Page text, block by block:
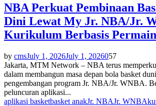
NBA Perkuat Pembinaan
Dini Lewat My Jr. NBA/Jr.
Kurikulum Berbasis
by cmsJuly 1, 2026July 1, 2026057
Jakarta, MTM Network – NBA terus
dalam membangun masa depan bola basket
pengembangan program Jr. NBA/Jr. WNBA.
peluncuran aplikasi...
aplikasi basketbasket anakJr. NBAJr. WNBA